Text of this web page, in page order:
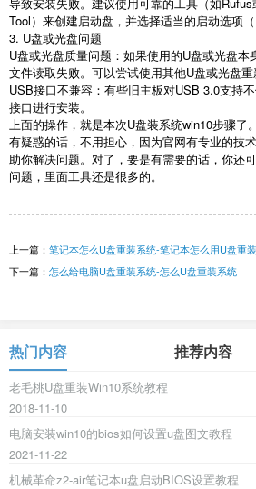
Tool）来创建启动盘，并选择适当的启动选项（
3. U盘或光盘问题
U盘或光盘质量问题：如果使用的U盘或光盘本
文件读取失败。可以尝试使用其他U盘或光盘重
USB接口不兼容：有些旧主板对USB 3.0支持
接口进行安装。
上面的操作，就是本次U盘装系统win10步骤了
有疑惑的话，不用担心，因为官网有专业的技
助你解决问题。对了，要是有需要的话，你还
问题，里面工具还是很多的。
上一篇： 笔记本怎么U盘重装系统-笔记本怎么用U盘重
下一篇： 怎么给电脑U盘重装系统-怎么U盘重装系统
热门内容 推荐内容
老毛桃U盘重装Win10系统教程
2018-11-10
电脑安装win10的bios如何设置u盘图文教程
2021-11-22
机械革命z2-air笔记本u盘启动BIOS设置教程